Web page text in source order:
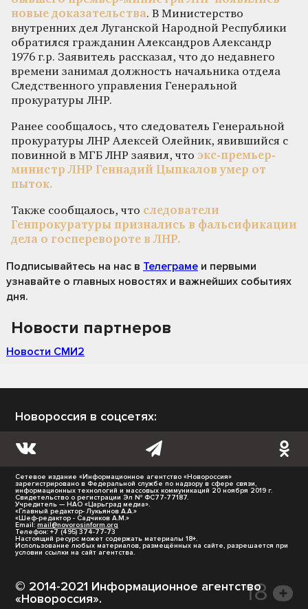
новые доказательства. В Министерство
внутренних дел Луганской Народной Республики
обратился гражданин Александров Александр
1976 г.р. Заявитель рассказал, что до недавнего
времени занимал должность начальника отдела
Следственного управления Генеральной
прокуратуры ЛНР.
Ранее сообщалось, что следователь Генеральной
прокуратуры ЛНР Алексей Олейник, явившийся с
повинной в МГБ ЛНР заявил, что экс-премьер-
министр ЛНР Геннадий Цыпкалов умер от
пыток.
Также сообщалось, что следователи
Генпрокуратуры признались в фальсификации
дела о госперевороте в ЛНР.
Подписывайтесь на нас в Телеграме и первыми
узнавайте о главных новостях и важнейших событиях
дня.
Новости партнеров
Новости СМИ2
Новороссия в соцсетях:
Сетевое издание «Информационное агентство «Новороссия»
зарегистрировано в Федеральной службе по надзору в сфере связи,
информационных технологий и массовых коммуникаций 20 ноября 2019 г.
Свидетельство о регистрации Эл № ФС77-77187.
Учредитель — НАО «Царьград медиа».
«Главный редактор- Лукьянов А.А.»
«Шеф-редактор - Садчиков А.М.»
Email: mail@novorosinform.org
Телефон: +7 (495) 374-77-73
Настоящий ресурс может содержать материалы 18+.
Использование любых материалов, размещённых на сайте, разрешается при
условии ссылки на сайт агентства.
© 2014-2021 Информационное агентство
«Новороссия».